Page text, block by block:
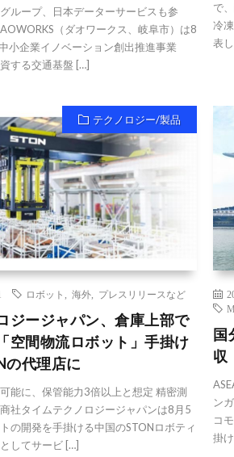
ループ、日本データーサービスも参
（ダオワークス、岐阜市）は8
小企業イノベーション創出推進事業
する交通基盤 […]
で
冷
表
テクノロジー/製品
ロボット 海外 プレスリリースなど
ジージャパン、倉庫上部で
空間物流ロボット」手掛け
の代理店に
能に、保管能力3倍以上と想定 精密測
社タイムテクノロジージャパンは8月5
の開発を手掛ける中国のSTONロボティ
してサービ […]
国
収
ン
コ
掛